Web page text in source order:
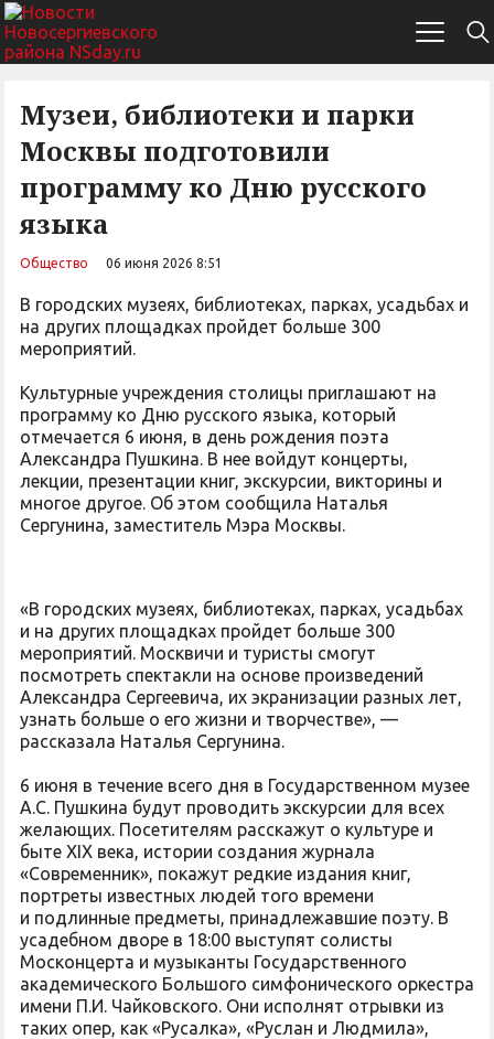
Музеи, библиотеки и парки
Москвы подготовили
программу ко Дню русского
языка
Общество 06 июня 2026 8:51
В городских музеях, библиотеках, парках, усадьбах и
на других площадках пройдет больше 300
мероприятий.
Культурные учреждения столицы приглашают на
программу ко Дню русского языка, который
отмечается 6 июня, в день рождения поэта
Александра Пушкина. В нее войдут концерты,
лекции, презентации книг, экскурсии, викторины и
многое другое. Об этом сообщила Наталья
Сергунина, заместитель Мэра Москвы.
«В городских музеях, библиотеках, парках, усадьбах
и на других площадках пройдет больше 300
мероприятий. Москвичи и туристы смогут
посмотреть спектакли на основе произведений
Александра Сергеевича, их экранизации разных лет,
узнать больше о его жизни и творчестве», —
рассказала Наталья Сергунина.
6 июня в течение всего дня в Государственном музее
А.С. Пушкина будут проводить экскурсии для всех
желающих. Посетителям расскажут о культуре и
быте XIX века, истории создания журнала
«Современник», покажут редкие издания книг,
портреты известных людей того времени
и подлинные предметы, принадлежавшие поэту. В
усадебном дворе в 18:00 выступят солисты
Москонцерта и музыканты Государственного
академического Большого симфонического оркестра
имени П.И. Чайковского. Они исполнят отрывки из
таких опер, как «Русалка», «Руслан и Людмила»,